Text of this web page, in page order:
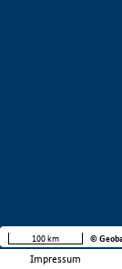
Impressum
100 km ©